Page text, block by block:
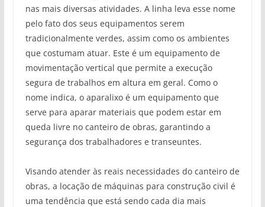
nas mais diversas atividades. A linha leva esse nome
pelo fato dos seus equipamentos serem
tradicionalmente verdes, assim como os ambientes
que costumam atuar. Este é um equipamento de
movimentação vertical que permite a execução
segura de trabalhos em altura em geral. Como o
nome indica, o aparalixo é um equipamento que
serve para aparar materiais que podem estar em
queda livre no canteiro de obras, garantindo a
segurança dos trabalhadores e transeuntes.
Visando atender às reais necessidades do canteiro de
obras, a locação de máquinas para construção civil é
uma tendência que está sendo cada dia mais